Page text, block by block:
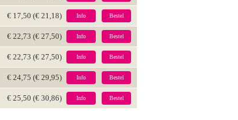
€ 17,50 (€ 21,18) Info Bestel
€ 22,73 (€ 27,50) Info Bestel
€ 22,73 (€ 27,50) Info Bestel
€ 24,75 (€ 29,95) Info Bestel
€ 25,50 (€ 30,86) Info Bestel